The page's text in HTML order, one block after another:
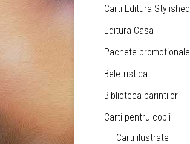
Carti Editura Stylished
Editura Casa
Pachete promotionale
Beletristica
Biblioteca parintilor
Carti pentru copii
Carti ilustrate